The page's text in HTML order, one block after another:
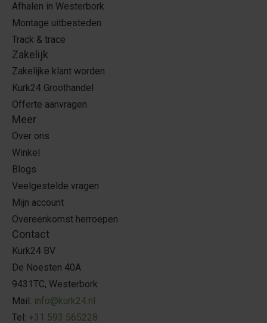
Afhalen in Westerbork
Montage uitbesteden
Track & trace
Zakelijk
Zakelijke klant worden
Kurk24 Groothandel
Offerte aanvragen
Meer
Over ons
Winkel
Blogs
Veelgestelde vragen
Mijn account
Overeenkomst herroepen
Contact
Kurk24 BV
De Noesten 40A
9431TC, Westerbork
Mail: info@kurk24.nl
Tel: +31 593 565228